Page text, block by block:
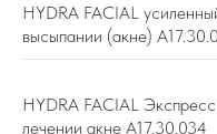
HYDRA FACIAL
высыпании (акне)
HYDRA FACIAL
лечении акне А17.30.034
всему миру и пользуется
Голливуда.